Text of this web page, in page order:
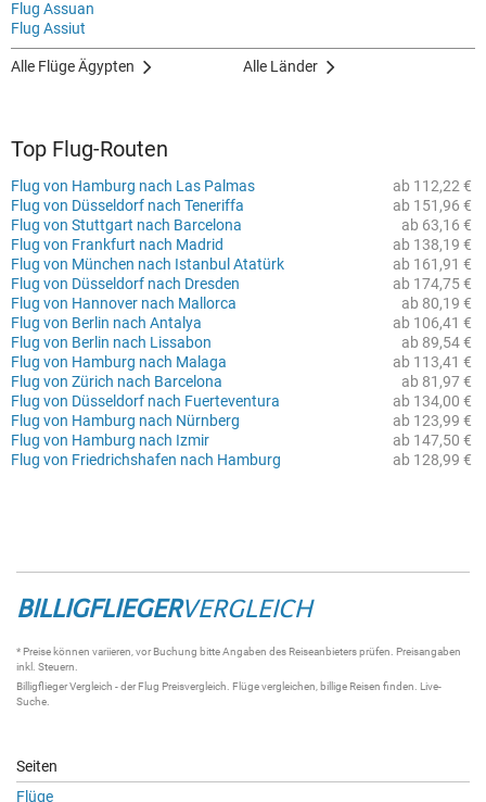
Flug Assuan
Flug Assiut
Alle Flüge Ägypten Alle Länder
Top Flug-Routen
ab 112,22 €
Flug von Hamburg nach Las Palmas
ab 151,96 €
Flug von Düsseldorf nach Teneriffa
ab 63,16 €
Flug von Stuttgart nach Barcelona
ab 138,19 €
Flug von Frankfurt nach Madrid
ab 161,91 €
Flug von München nach Istanbul Atatürk
ab 174,75 €
Flug von Düsseldorf nach Dresden
ab 80,19 €
Flug von Hannover nach Mallorca
ab 106,41 €
Flug von Berlin nach Antalya
ab 89,54 €
Flug von Berlin nach Lissabon
ab 113,41 €
Flug von Hamburg nach Malaga
ab 81,97 €
Flug von Zürich nach Barcelona
ab 134,00 €
Flug von Düsseldorf nach Fuerteventura
ab 123,99 €
Flug von Hamburg nach Nürnberg
ab 147,50 €
Flug von Hamburg nach Izmir
ab 128,99 €
Flug von Friedrichshafen nach Hamburg
BILLIGFLIEGERVERGLEICH
* Preise können variieren, vor Buchung bitte Angaben des Reiseanbieters prüfen. Preisangaben
inkl. Steuern.
Billigflieger Vergleich - derFlug Preisvergleich Flüge vergleichen , billige Reisen finden. Live-
Suche
Seiten
Flüge